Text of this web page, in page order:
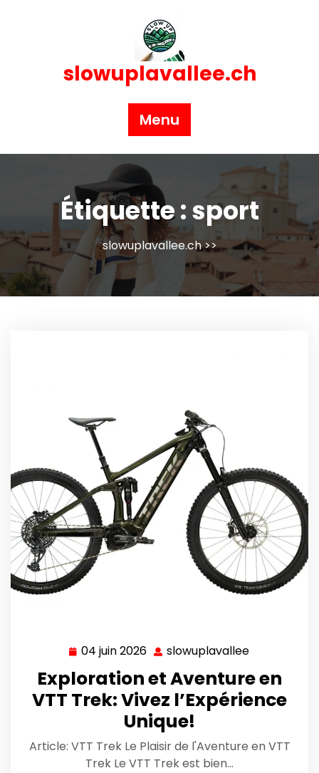
slowuplavallee.ch
Menu
Étiquette :sport
slowuplavallee.ch>>
04 juin 2026 04
juin
2026
slowuplavallee
Exploration et Aventure en
VTT Trek: Vivez l’Expérience
Unique!
Article: VTT Trek Le Plaisir de l'Aventure en VTT
Trek Le VTT Trek est bien…